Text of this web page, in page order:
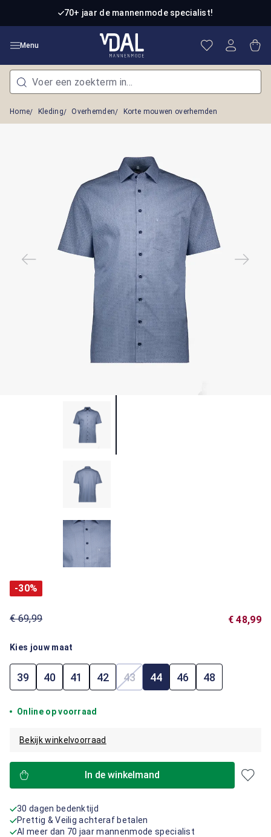
Ga naar de hoofdinhoud70+ jaar de mannenmode specialist!
Menu Je hebt 0
Home Kleding Overhemden Korte mouwen overhemden
-30%
€ 69,99 € 48,99
Kies jouw maat
39 40 41 42 43(Deze optie is momenteel niet
44 46 48
Online op voorraad
Bekijk winkelvoorraad
In de winkelmand
30 dagen bedenktijd
Prettig & Veilig achteraf betalen
Al meer dan 70 jaar mannenmode specialist